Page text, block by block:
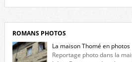
ROMANS PHOTOS
La maison Thomé en photos
Reportage photo dans la